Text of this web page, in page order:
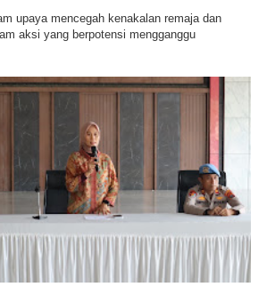
upaya mencegah kenakalan remaja dan
aksi yang berpotensi mengganggu